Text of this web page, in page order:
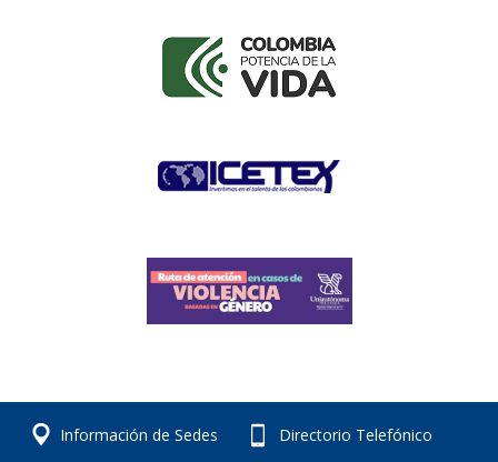
Información de Sedes Directorio Telefónico